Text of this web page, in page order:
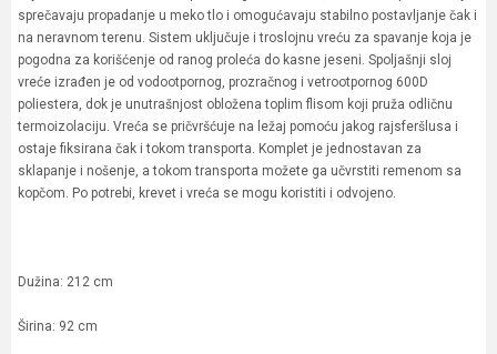
sprečavaju propadanje u meko tlo i omogućavaju stabilno postavljanje čak i
na neravnom terenu. Sistem uključuje i troslojnu vreću za spavanje koja je
pogodna za korišćenje od ranog proleća do kasne jeseni. Spoljašnji sloj
vreće izrađen je od vodootpornog, prozračnog i vetrootpornog 600D
poliestera, dok je unutrašnjost obložena toplim flisom koji pruža odličnu
termoizolaciju. Vreća se pričvršćuje na ležaj pomoću jakog rajsferšlusa i
ostaje fiksirana čak i tokom transporta. Komplet je jednostavan za
sklapanje i nošenje, a tokom transporta možete ga učvrstiti remenom sa
kopčom. Po potrebi, krevet i vreća se mogu koristiti i odvojeno.
Dužina: 212 cm
Širina: 92 cm